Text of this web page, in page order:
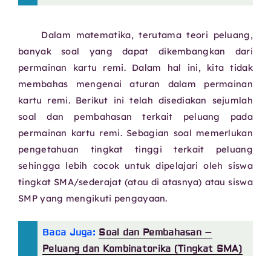
Dalam matematika, terutama teori peluang,
banyak soal yang dapat dikembangkan dari
permainan kartu remi. Dalam hal ini, kita tidak
membahas mengenai aturan dalam permainan
kartu remi. Berikut ini telah disediakan sejumlah
soal dan pembahasan terkait peluang pada
permainan kartu remi. Sebagian soal memerlukan
pengetahuan tingkat tinggi terkait peluang
sehingga lebih cocok untuk dipelajari oleh siswa
tingkat SMA/sederajat (atau di atasnya) atau siswa
SMP yang mengikuti pengayaan.
Baca Juga: Soal dan Pembahasan –
Peluang dan Kombinatorika (Tingkat SMA)